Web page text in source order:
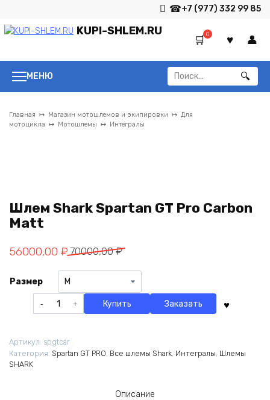
содержанию
+7 (977) 332 99 85
KUPI-SHLEM.RU 0
МЕНЮ
Search
for:
Главная Магазин мотошлемов и экипировки
Для
мотоцикла
Мотошлемы Интегралы
Шлем Shark Spartan GT Pro Carbon
Matt
70000,00₽
Первоначальная
составляла
70000,00 ₽.
56000,00 ₽
Текущая
56000,00 ₽.
Размер
Количество
товара
Spartan
GT
Купить Заказать
Артикул: spgtcar
Категория: Spartan GT PRO Все шлемы Shark Интегралы Шлемы
SHARK
Описание